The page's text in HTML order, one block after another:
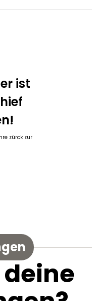
ist
zürck zur